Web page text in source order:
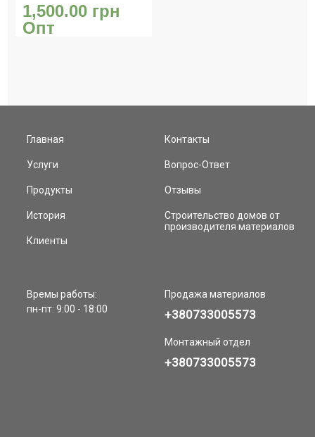
1,500.00 грн
Опт
Главная
Услуги
Продукты
История
Клиенты
Контакты
Вопрос-Ответ
Отзывы
Строительство домов от
производителя материалов
Времы работы:
пн-пт: 9:00 - 18:00
Продажа материалов
+380733005573
Монтажный отдел
+380733005573